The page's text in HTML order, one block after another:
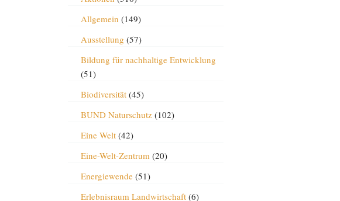
Allgemein (149)
Ausstellung (57)
Bildung für nachhaltige Entwicklung
(51)
Biodiversität(45)
BUND Naturschutz(102)
Eine Welt(42)
Eine-Welt-Zentrum(20)
Energiewende(51)
Erlebnisraum Landwirtschaft(6)